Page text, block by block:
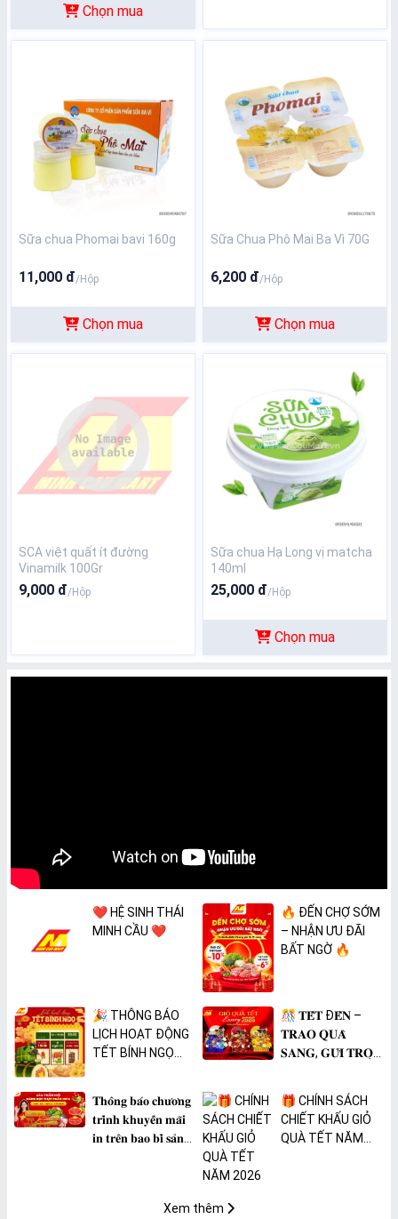
Chọn mua
Sữa chua Phomai bavi 160g
11,000 đ/Hộp
Chọn mua
Sữa Chua Phô Mai Ba Vì 70G
6,200 đ/Hộp
Chọn mua
SCA việt quất ít đường
Vinamilk 100Gr
9,000 đ/Hộp
Sữa chua Hạ Long vị matcha
140ml
25,000 đ/Hộp
Chọn mua
❤️ HỆ SINH THÁI
MINH CẦU ❤️
🔥 ĐẾN CHỢ SỚM
– NHẬN ƯU ĐÃI
BẤT NGỜ 🔥
🎉 THÔNG BÁO
LỊCH HOẠT ĐỘNG
TẾT BÍNH NGỌ
🎊 𝐓𝐄̂́𝐓 Đ𝐄̂́𝐍 –
𝐓𝐑𝐀𝐎 𝐐𝐔𝐀̀
𝐒𝐀𝐍𝐆, 𝐆𝐔̛̉𝐈 𝐓𝐑𝐎̣𝐍
𝐓𝐡𝐨̂𝐧𝐠 𝐛𝐚́𝐨 𝐜𝐡𝐮̛𝐨̛𝐧𝐠
𝐭𝐫𝐢̀𝐧𝐡 𝐤𝐡𝐮𝐲𝐞̂́𝐧 𝐦𝐚̃𝐢
𝐢𝐧 𝐭𝐫𝐞̂𝐧 𝐛𝐚𝐨 𝐛𝐢̀ 𝐬𝐚̉𝐧
🎁 CHÍNH SÁCH
CHIẾT KHẤU GIỎ
QUÀ TẾT NĂM
Xem thêm